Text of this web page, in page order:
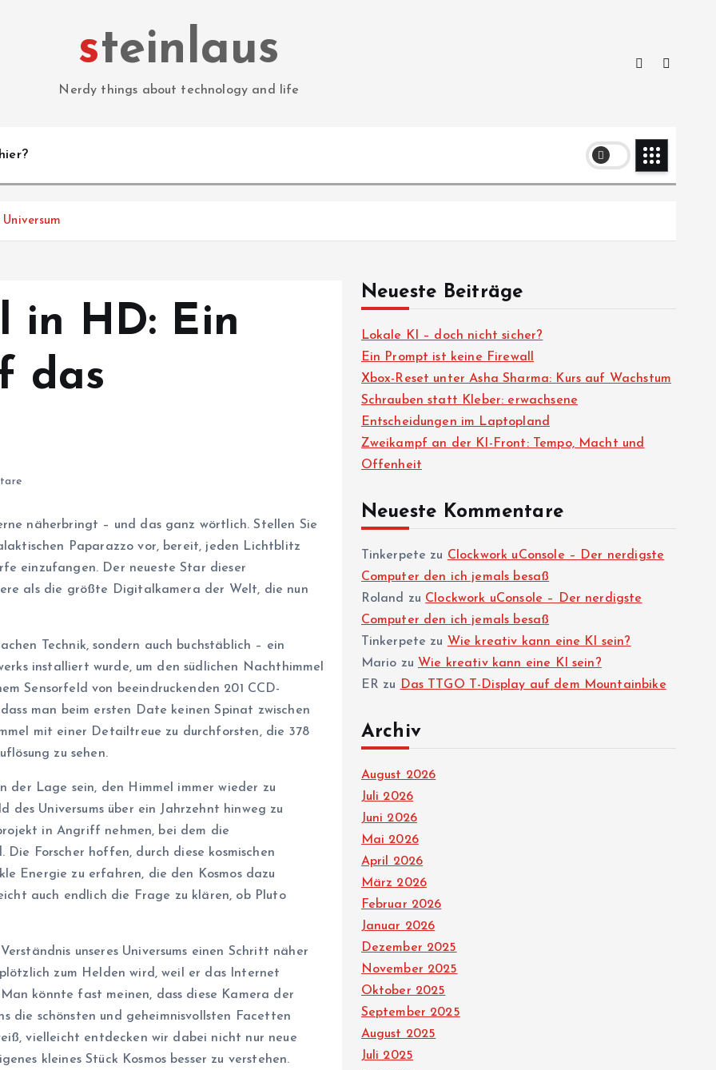
steinlaus
Nerdy things about technology and life
in HD: Ein
das
näherbringt – und das ganz wörtlich. Stellen Sie
Paparazzo vor, bereit, jeden Lichtblitz
einzufangen. Der neueste Star dieser
als die größte Digitalkamera der Welt, die nun
Technik, sondern auch buchstäblich – ein
installiert wurde, um den südlichen Nachthimmel
Sensorfeld von beeindruckenden 201 CCD-
man beim ersten Date keinen Spinat zwischen
mit einer Detailtreue zu durchforsten, die 378
zu sehen.
der Lage sein, den Himmel immer wieder zu
Universums über ein Jahrzehnt hinweg zu
in Angriff nehmen, bei dem die
Forscher hoffen, durch diese kosmischen
Energie zu erfahren, die den Kosmos dazu
auch endlich die Frage zu klären, ob Pluto
unseres Universums einen Schritt näher
zum Helden wird, weil er das Internet
könnte fast meinen, dass diese Kamera der
die schönsten und geheimnisvollsten Facetten
vielleicht entdecken wir dabei nicht nur neue
kleines Stück Kosmos besser zu verstehen.
Neueste Beiträge
Lokale KI – doch nicht sicher?
Ein Prompt ist keine Firewall
Xbox-Reset unter Asha Sharma: Kurs auf Wachstum
Schrauben statt Kleber: erwachsene
Entscheidungen im Laptopland
Zweikampf an der KI-Front: Tempo, Macht und
Offenheit
Neueste Kommentare
Tinkerpete zu Clockwork uConsole – Der nerdigste
Computer den ich jemals besaß
Roland
zu Clockwork uConsole – Der nerdigste
Computer den ich jemals besaß
Tinkerpete zu Wie kreativ kann eine KI sein?
Mario zu Wie kreativ kann eine KI sein?
ER zu Das TTGO T-Display auf dem Mountainbike
Archiv
August 2026
Juli 2026
Juni 2026
Mai 2026
April 2026
März 2026
Februar 2026
Januar 2026
Dezember 2025
November 2025
Oktober 2025
September 2025
August 2025
Juli 2025